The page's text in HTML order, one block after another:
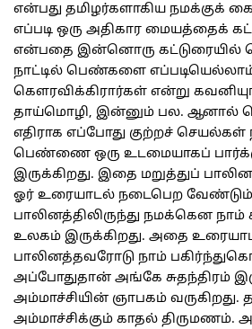
என்பது தமிழர்களாகிய நமக்குக்
எப்படி ஒரு அதிகார மையத்தைக்
என்பதை இன்னொரு கட்டுரையில்
நாட்டில் பெண்களை
கௌரவிக்கிரார்கள் என்று
தாய்மொழி, இன்னும் பல. ஆனால்
எதிராக எப்போது குற்றச்
பெண்ணை ஒரு உடமையாகப்
இருக்கிறது. இதை மறுத்துப்
ஓர் உரையாடல் நடைபெற
பாலினத்திலிருந்து நமக்கென
உலகம் இருக்கிறது. அதை
பாலினத்தவரோடு நாம்
அப்போதுதான் அங்கே சுதந்திரம்
அம்மாச்சியின் ஞாபகம் வருகிறது.
அம்மாச்சிக்கும் காதல் திருமணம்.